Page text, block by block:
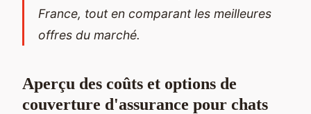
France, tout en comparant les meilleures
offres du marché.
Aperçu des coûts et options de
couverture d'assurance pour chats